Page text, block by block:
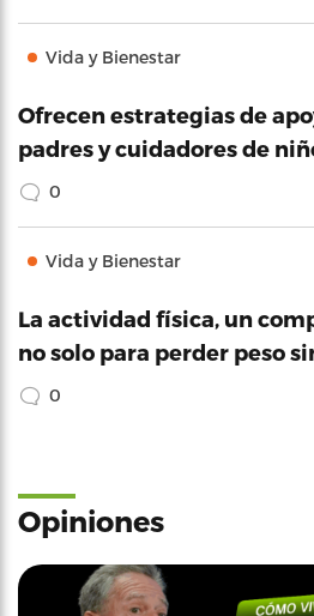
Vida y Bienestar
Ofrecen estrategias de
padres y cuidadores de
0
Vida y Bienestar
La actividad física, un
no solo para perder peso
0
Opiniones